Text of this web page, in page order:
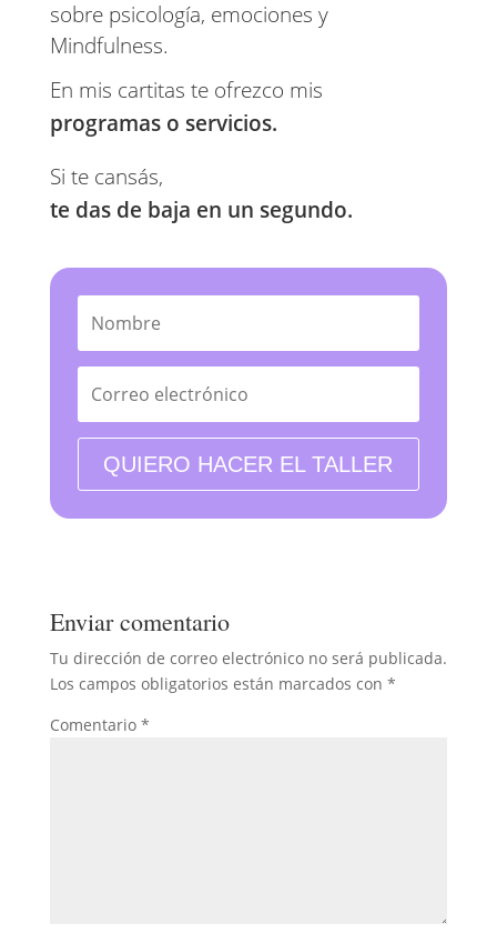
sobre psicología, emociones y
Mindfulness.
En mis cartitas te ofrezco mis
programas o servicios.
Si te cansás,
te das de baja en un segundo.
QUIERO HACER EL TALLER
Enviar comentario
Tu dirección de correo electrónico no será publicada.
Los campos obligatorios están marcados con *
Comentario *